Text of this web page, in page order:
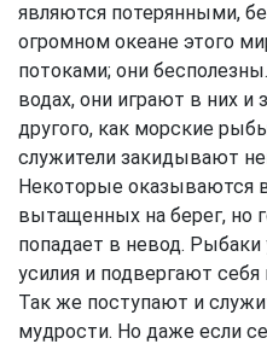
являются потерянными,
огромном океане этого
потоками; они
водах, они играют в них
другого, как морские
служители закидывают
Некоторые оказываются
вытащенных на берег, но
попадает в невод.
усилия и подвергают
Так же поступают и
мудрости. Но даже если